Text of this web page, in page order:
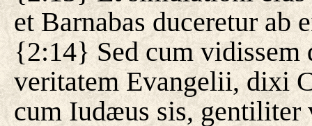
et Barnabas duceretur
{2:14} Sed cum vidissem
veritatem Evangelii, dixi
cum Iudæus sis, gentiliter